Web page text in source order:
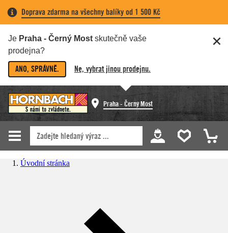
Doprava zdarma na všechny balíky od 1 500 Kč
Je Praha - Černý Most skutečně vaše
prodejna?
ANO, SPRÁVNĚ. Ne, vybrat jinou prodejnu.
Praha - Černý Most
Úvodní stránka